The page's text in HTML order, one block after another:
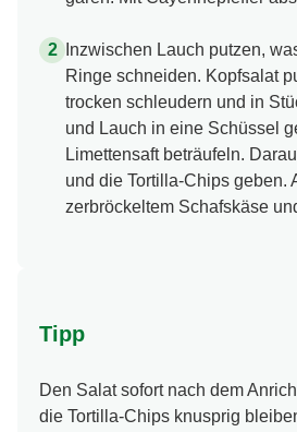
Inzwischen Lauch putzen,
Ringe schneiden. Kopfsalat
trocken schleudern und in
und Lauch in eine Schüssel
Limettensaft beträufeln.
und die Tortilla-Chips geben.
zerbröckeltem Schafskäse
Tipp
Den Salat sofort nach dem
die Tortilla-Chips knusprig